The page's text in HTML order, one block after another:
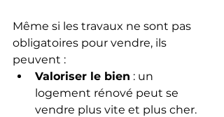
Même si les travaux ne sont pas
obligatoires pour vendre, ils
peuvent :
Valoriser le bien : un
logement rénové peut se
vendre plus vite et plus cher.